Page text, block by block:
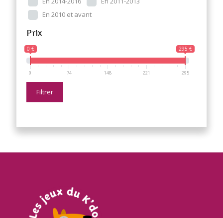
En 2010 et avant
Prix
0 € 295 €
0 74 148 221 295
Filtrer